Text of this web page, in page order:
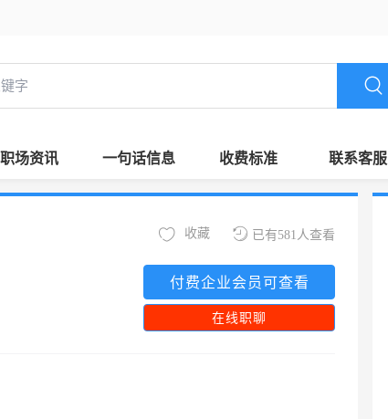
职场资讯 一句话信息 收费标准 联系客服
已有581人查看
收藏
付费企业会员可查看
在线职聊